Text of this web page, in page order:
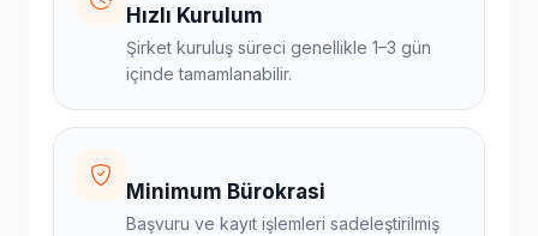
Hızlı Kurulum
Şirket kuruluş süreci genellikle 1–3 gün
içinde tamamlanabilir.
Minimum Bürokrasi
Başvuru ve kayıt işlemleri sadeleştirilmiş